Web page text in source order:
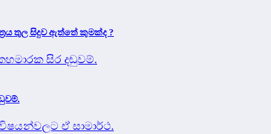
තුල සිදුව ඇත්තේ කුමක්ද ?